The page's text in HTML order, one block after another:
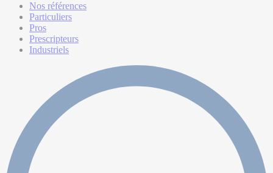
Nos références
Particuliers
Pros
Prescripteurs
Industriels